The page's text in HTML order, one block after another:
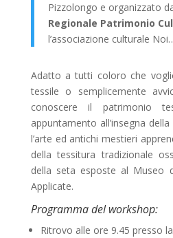
Pizzolongo e organizzato
Regionale Patrimonio
l’associazione culturale
Adatto a tutti coloro che
tessile o semplicemente
conoscere il patrimonio
appuntamento all’insegna
l’arte ed antichi mestieri
della tessitura tradizionale
della seta esposte al Museo
Applicate.
Programma del workshop:
Ritrovo alle ore 9.45 presso